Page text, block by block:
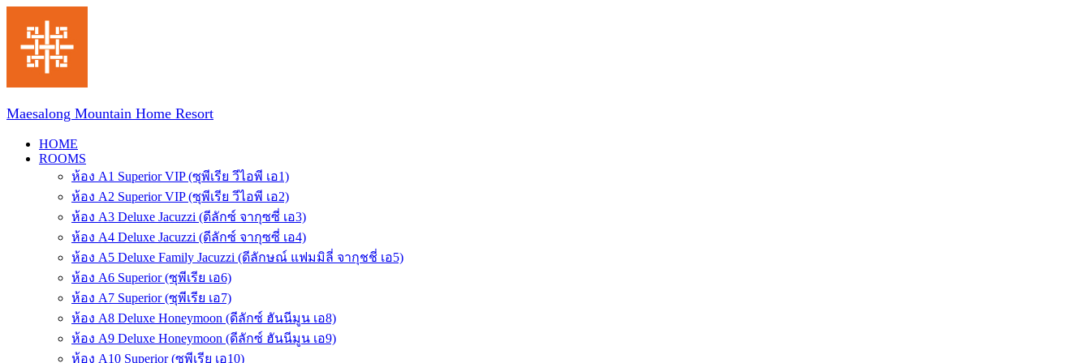
content
Maesalong Mountain Home Resort
HOME
ROOMS
ห้อง A1 Superior VIP (ซุพีเรีย วีไอพี เอ1)
ห้อง A2 Superior VIP (ซุพีเรีย วีไอพี เอ2)
ห้อง A3 Deluxe Jacuzzi (ดีลักซ์ จากุซซี่ เอ3)
ห้อง A4 Deluxe Jacuzzi (ดีลักซ์ จากุซซี่ เอ4)
ห้อง A5 Deluxe Family Jacuzzi (ดีลักษณ์ แฟมมิลี่ จากุชชี่ เอ5)
ห้อง A6 Superior (ซุพีเรีย เอ6)
ห้อง A7 Superior (ซุพีเรีย เอ7)
ห้อง A8 Deluxe Honeymoon (ดีลักซ์ ฮันนีมูน เอ8)
ห้อง A9 Deluxe Honeymoon (ดีลักซ์ ฮันนีมูน เอ9)
ห้อง A10 Superior (ซุพีเรีย เอ10)